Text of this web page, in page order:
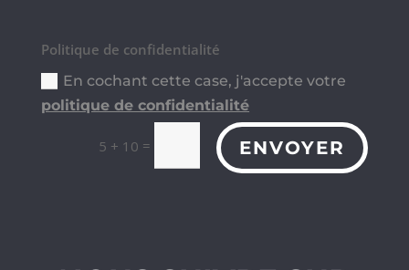
Politique de confidentialité
En cochant cette case, j'accepte votre
politique de confidentialité
5 + 10 = ENVOYER